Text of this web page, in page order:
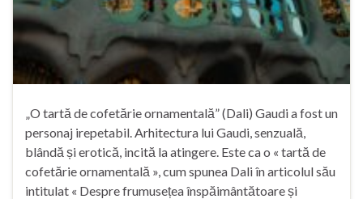
„O tartă de cofetărie ornamentală” (Dali) Gaudi a fost un
personaj irepetabil. Arhitectura lui Gaudi, senzuală,
blândă și erotică, incită la atingere. Este ca o « tartă de
cofetărie ornamentală », cum spunea Dali în articolul său
intitulat « Despre frumusețea înspăimântătoare și